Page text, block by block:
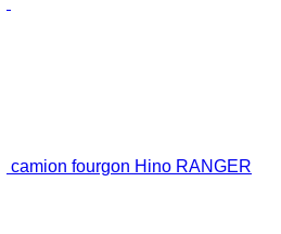
camion fourgon Hino RANGER